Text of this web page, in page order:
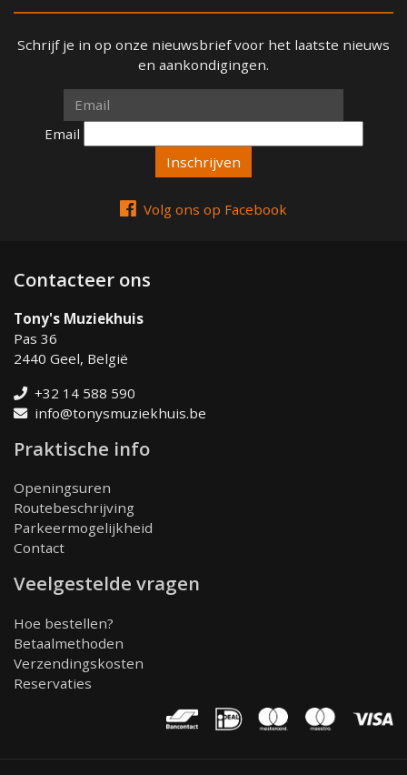
Schrijf je in op onze nieuwsbrief voor het laatste nieuws
en aankondigingen.
Email
Email
Volg ons op Facebook
Contacteer ons
Tony's Muziekhuis
Pas 36
2440 Geel, België
+32 14 588 590
info@tonysmuziekhuis.be
Praktische info
Openingsuren
Routebeschrijving
Parkeermogelijkheid
Contact
Veelgestelde vragen
Hoe bestellen?
Betaalmethoden
Verzendingskosten
Reservaties